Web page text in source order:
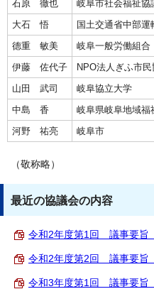
石原 徹也
岐阜市社会福祉協
大石 悟
国土交通省中部運
德重 敏美
岐阜一般労働組合
伊藤 佐代子
NPO法人ぎふ市民
山田 武司
岐阜協立大学
中島 香
岐阜県岐阜地域福
河野 祐亮
岐阜市
（敬称略）
最近の協議会の内容
令和2年度第1回 議事要旨
令和2年度第2回 議事要旨
令和3年度第1回 議事要旨